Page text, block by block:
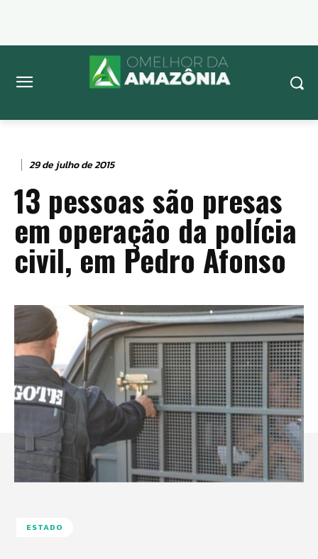
29 de julho de 2015
13 pessoas são presas
em operação da polícia
civil, em Pedro Afonso
ESTADO